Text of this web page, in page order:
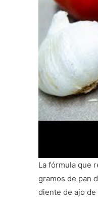
La fórmula que
gramos de pan
diente de ajo de